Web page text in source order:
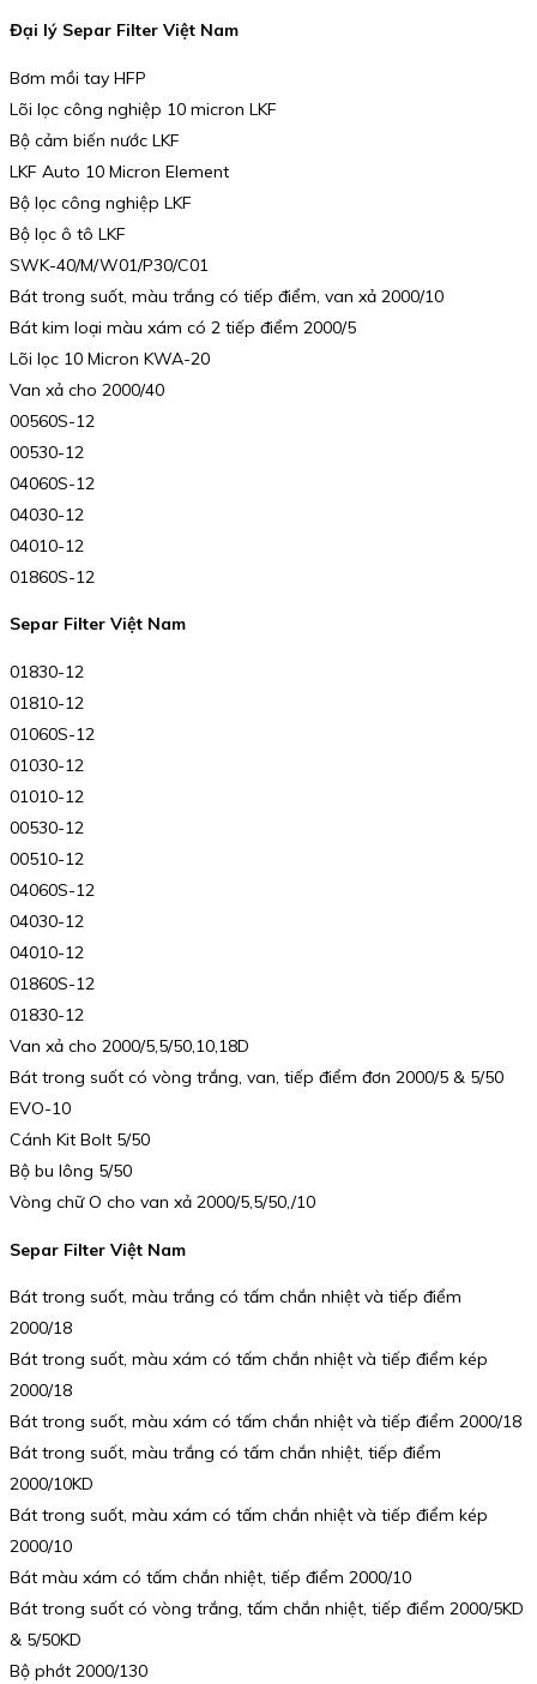
Đại lý Separ Filter Việt Nam
Bơm mồi tay HFP
Lõi lọc công nghiệp 10 micron LKF
Bộ cảm biến nước LKF
LKF Auto 10 Micron Element
Bộ lọc công nghiệp LKF
Bộ lọc ô tô LKF
SWK-40/M/W01/P30/C01
Bát trong suốt, màu trắng có tiếp điểm, van xả 2000/10
Bát kim loại màu xám có 2 tiếp điểm 2000/5
Lõi lọc 10 Micron KWA-20
Van xả cho 2000/40
00560S-12
00530-12
04060S-12
04030-12
04010-12
01860S-12
Separ Filter Việt Nam
01830-12
01810-12
01060S-12
01030-12
01010-12
00530-12
00510-12
04060S-12
04030-12
04010-12
01860S-12
01830-12
Van xả cho 2000/5,5/50,10,18D
Bát trong suốt có vòng trắng, van, tiếp điểm đơn 2000/5 & 5/50
EVO-10
Cánh Kit Bolt 5/50
Bộ bu lông 5/50
Vòng chữ O cho van xả 2000/5,5/50,/10
Separ Filter Việt Nam
Bát trong suốt, màu trắng có tấm chắn nhiệt và tiếp điểm
2000/18
Bát trong suốt, màu xám có tấm chắn nhiệt và tiếp điểm kép
2000/18
Bát trong suốt, màu xám có tấm chắn nhiệt và tiếp điểm 2000/18
Bát trong suốt, màu trắng có tấm chắn nhiệt, tiếp điểm
2000/10KD
Bát trong suốt, màu xám có tấm chắn nhiệt và tiếp điểm kép
2000/10
Bát màu xám có tấm chắn nhiệt, tiếp điểm 2000/10
Bát trong suốt có vòng trắng, tấm chắn nhiệt, tiếp điểm 2000/5KD
& 5/50KD
Bộ phớt 2000/130